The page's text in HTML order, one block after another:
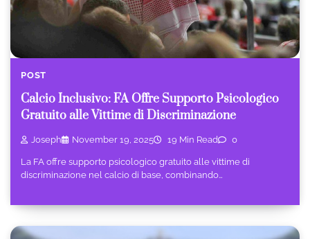
POST
Calcio Inclusivo: FA Offre Supporto Psicologico
Gratuito alle Vittime di Discriminazione
Joseph November 19, 2025 19 Min Read 0
La FA offre supporto psicologico gratuito alle vittime di
discriminazione nel calcio di base, combinando…